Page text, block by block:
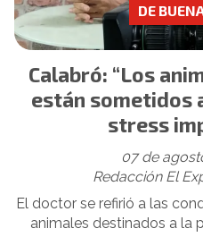
Calabró: “Los
están sometidos
stress
Redacción El
DE
07 de
El doctor se refirió a las
animales destinados a la